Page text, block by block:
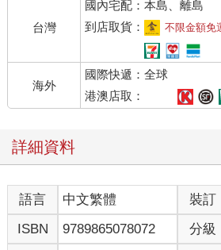
台灣
國內宅配：本島、離島
到店取貨：
不限金額免
海外
國際快遞：全球
港澳店取：
詳細資料
語言 中文繁體 裝訂
ISBN
9789865078072 分級